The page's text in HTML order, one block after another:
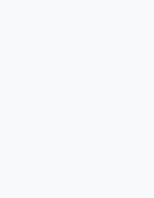
d'endurance